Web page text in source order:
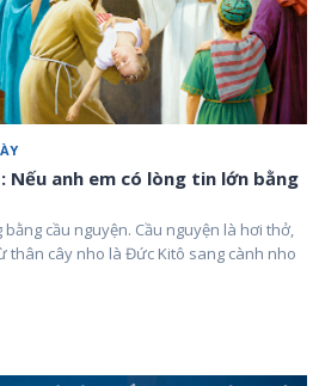
Nếu anh em có lòng tin lớn bằng
cầu nguyện. Cầu nguyện là hơi thở,
thân cây nho là Đức Kitô sang cành nho